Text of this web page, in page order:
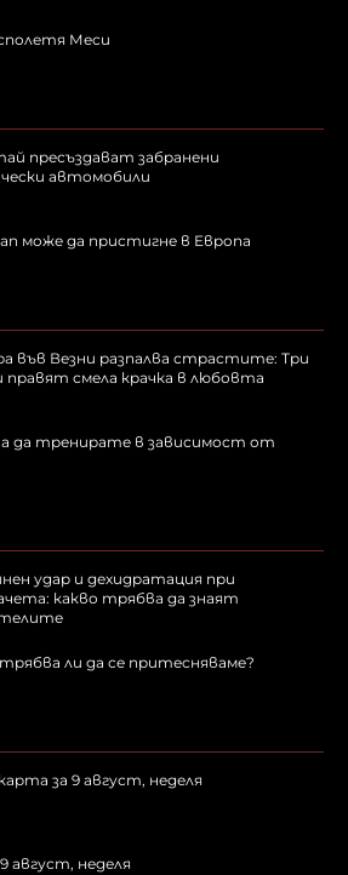
Меси
пресъздават забранени
автомобили
може да пристигне в Европа
във Везни разпалва страстите: Три
правят смела крачка в любовта
да тренирате в зависимост от
удар и дехидратация при
какво трябва да знаят
трябва ли да се притесняваме?
за 9 август, неделя
август, неделя